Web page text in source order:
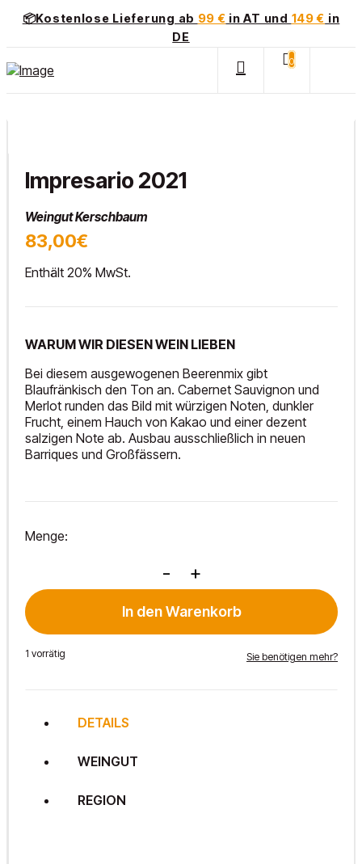
📦Kostenlose Lieferung ab 99 € in AT und 149 € in
DE
0
Impresario 2021
Weingut Kerschbaum
83,00€
Enthält 20% MwSt.
WARUM WIR DIESEN WEIN LIEBEN
Bei diesem ausgewogenen Beerenmix gibt
Blaufränkisch den Ton an. Cabernet Sauvignon und
Merlot runden das Bild mit würzigen Noten, dunkler
Frucht, einem Hauch von Kakao und einer dezent
salzigen Note ab. Ausbau ausschließlich in neuen
Barriques und Großfässern.
Menge:
-
2021
+
In den Warenkorb
1 vorrätig Sie benötigen mehr?
DETAILS
WEINGUT
REGION